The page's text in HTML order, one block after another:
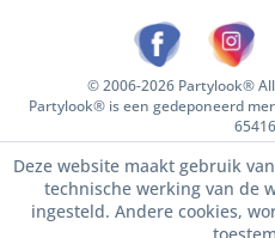
© 2006-2026 Partylook®
Partylook® is een gedeponeerd
Deze website maakt gebruik
technische werking van de
ingesteld. Andere cookies,